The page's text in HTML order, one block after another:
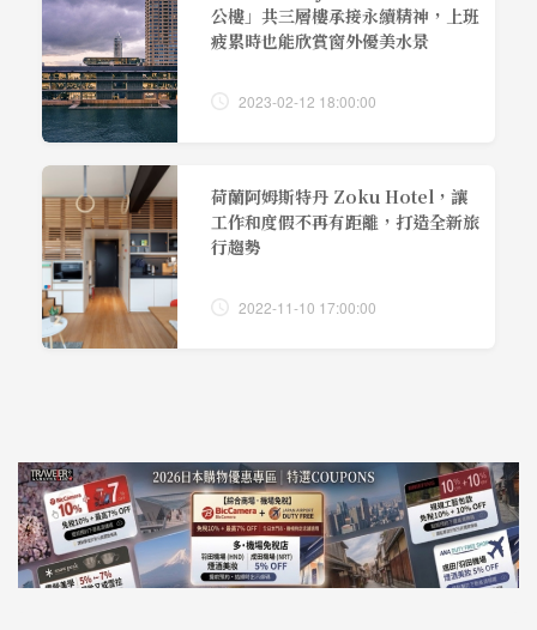
公樓」共三層樓承接永續精神，上班
疲累時也能欣賞窗外優美水景
2023-02-12 18:00:00
荷蘭阿姆斯特丹 Zoku Hotel，讓
工作和度假不再有距離，打造全新旅
行趨勢
2022-11-10 17:00:00